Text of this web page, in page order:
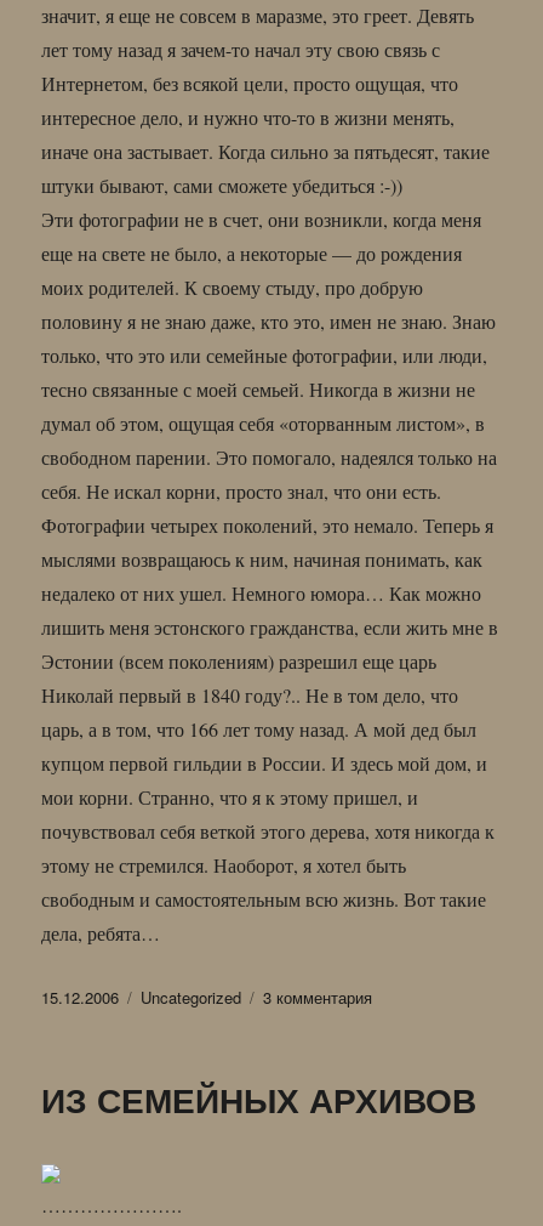
значит, я еще не совсем в маразме, это греет. Девять
лет тому назад я зачем-то начал эту свою связь с
Интернетом, без всякой цели, просто ощущая, что
интересное дело, и нужно что-то в жизни менять,
иначе она застывает. Когда сильно за пятьдесят, такие
штуки бывают, сами сможете убедиться :-))
Эти фотографии не в счет, они возникли, когда меня
еще на свете не было, а некоторые — до рождения
моих родителей. К своему стыду, про добрую
половину я не знаю даже, кто это, имен не знаю. Знаю
только, что это или семейные фотографии, или люди,
тесно связанные с моей семьей. Никогда в жизни не
думал об этом, ощущая себя «оторванным листом», в
свободном парении. Это помогало, надеялся только на
себя. Не искал корни, просто знал, что они есть.
Фотографии четырех поколений, это немало. Теперь я
мыслями возвращаюсь к ним, начиная понимать, как
недалеко от них ушел. Немного юмора… Как можно
лишить меня эстонского гражданства, если жить мне в
Эстонии (всем поколениям) разрешил еще царь
Николай первый в 1840 году?.. Не в том дело, что
царь, а в том, что 166 лет тому назад. А мой дед был
купцом первой гильдии в России. И здесь мой дом, и
мои корни. Странно, что я к этому пришел, и
почувствовал себя веткой этого дерева, хотя никогда к
этому не стремился. Наоборот, я хотел быть
свободным и самостоятельным всю жизнь. Вот такие
дела, ребята…
Опубликовано
15.12.2006 Рубрики
Uncategorized 3 комментария
С
ИЗ СЕМЕЙНЫХ АРХИВОВ
………………….